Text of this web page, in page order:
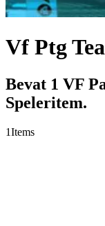
Vf Ptg
Bevat 1 VF
Speleritem.
1Items